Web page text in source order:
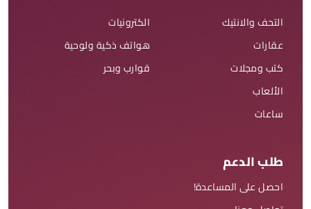
التحف والانتيك
عقارات
كتب ومجلات
الألعاب
ساعات
الكترونيات
هواتف ذكية ولوحية
قوارب وبحر
طلب الدعم
احصل على المساعدة!